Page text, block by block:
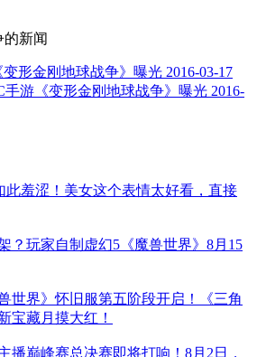
的新闻
变形金刚地球战争》曝光 2016-03-17
手游《变形金刚地球战争》曝光 2016-
此羞涩！美女这个表情太好看，直接
？玩家自制虚幻5《魔兽世界》8月15
世界》怀旧服第五阶段开启！《三角
宝藏月摸大红！
播巅峰赛总决赛即将打响！8月2日，